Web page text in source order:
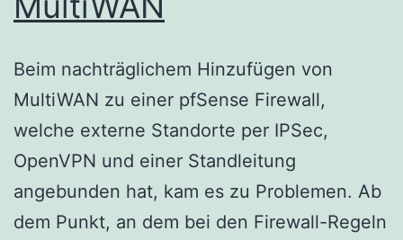
Beim nachträglichem Hinzufügen von
MultiWAN zu einer pfSense Firewall,
welche externe Standorte per IPSec,
OpenVPN und einer Standleitung
angebunden hat, kam es zu Problemen. Ab
dem Punkt, an dem bei den Firewall-Regeln